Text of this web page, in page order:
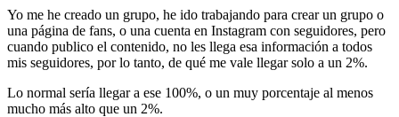
Yo me he creado un grupo, he ido trabajando para crear un grupo o
una página de fans, o una cuenta en Instagram con seguidores, pero
cuando publico el contenido, no les llega esa información a todos
mis seguidores, por lo tanto, de qué me vale llegar solo a un 2%.
Lo normal sería llegar a ese 100%, o un muy porcentaje al menos
mucho más alto que un 2%.